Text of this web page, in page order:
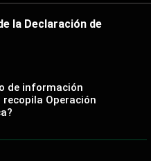
la Declaración de
de información
recopila Operación